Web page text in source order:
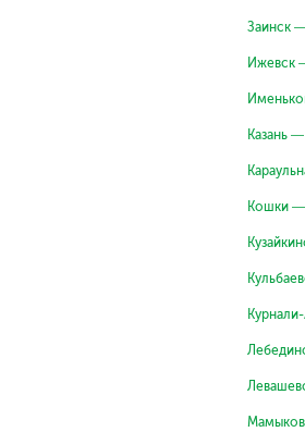
Заинск
Ижевск
Казань
Кошки —